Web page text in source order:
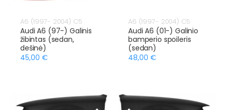
A6 (1997- 2004) C5
Audi A6 (97-) Galinis
žibintas (sedan,
dešinė)
45,00 €
A6 (1997- 2004) C5
Audi A6 (01-) Galinio
bamperio spoileris
(sedan)
48,00 €